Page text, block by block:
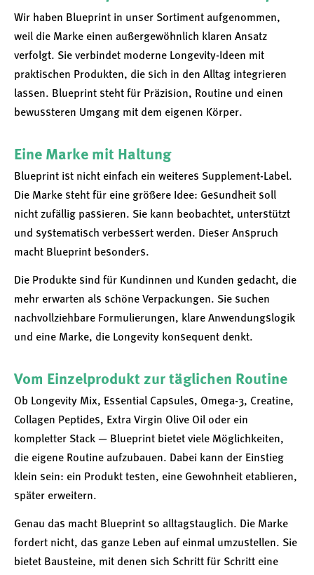
Wir haben Blueprint in unser Sortiment aufgenommen,
weil die Marke einen außergewöhnlich klaren Ansatz
verfolgt. Sie verbindet moderne Longevity-Ideen mit
praktischen Produkten, die sich in den Alltag integrieren
lassen. Blueprint steht für Präzision, Routine und einen
bewussteren Umgang mit dem eigenen Körper.
Eine Marke mit Haltung
Blueprint ist nicht einfach ein weiteres Supplement-Label.
Die Marke steht für eine größere Idee: Gesundheit soll
nicht zufällig passieren. Sie kann beobachtet, unterstützt
und systematisch verbessert werden. Dieser Anspruch
macht Blueprint besonders.
Die Produkte sind für Kundinnen und Kunden gedacht, die
mehr erwarten als schöne Verpackungen. Sie suchen
nachvollziehbare Formulierungen, klare Anwendungslogik
und eine Marke, die Longevity konsequent denkt.
Vom Einzelprodukt zur täglichen Routine
Ob Longevity Mix, Essential Capsules, Omega-3, Creatine,
Collagen Peptides, Extra Virgin Olive Oil oder ein
kompletter Stack — Blueprint bietet viele Möglichkeiten,
die eigene Routine aufzubauen. Dabei kann der Einstieg
klein sein: ein Produkt testen, eine Gewohnheit etablieren,
später erweitern.
Genau das macht Blueprint so alltagstauglich. Die Marke
fordert nicht, das ganze Leben auf einmal umzustellen. Sie
bietet Bausteine, mit denen sich Schritt für Schritt eine